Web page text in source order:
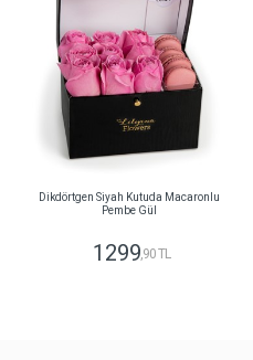
Dikdörtgen Siyah Kutuda Macaronlu
Pembe Gül
1299,90 TL